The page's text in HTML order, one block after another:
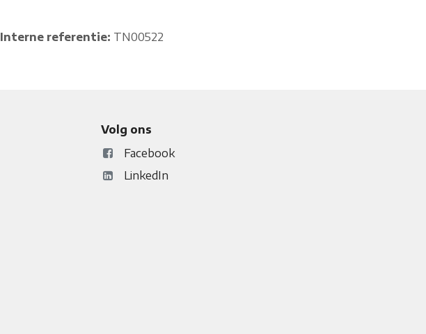
Interne referentie: TN00522
Volg ons
Facebook
LinkedIn